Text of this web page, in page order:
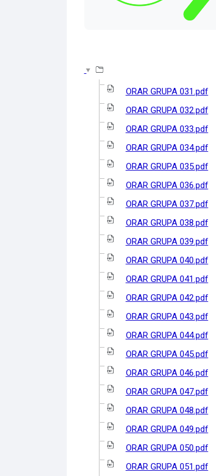
ORAR GRUPA 031.pdf
ORAR GRUPA 032.pdf
ORAR GRUPA 033.pdf
ORAR GRUPA 034.pdf
ORAR GRUPA 035.pdf
ORAR GRUPA 036.pdf
ORAR GRUPA 037.pdf
ORAR GRUPA 038.pdf
ORAR GRUPA 039.pdf
ORAR GRUPA 040.pdf
ORAR GRUPA 041.pdf
ORAR GRUPA 042.pdf
ORAR GRUPA 043.pdf
ORAR GRUPA 044.pdf
ORAR GRUPA 045.pdf
ORAR GRUPA 046.pdf
ORAR GRUPA 047.pdf
ORAR GRUPA 048.pdf
ORAR GRUPA 049.pdf
ORAR GRUPA 050.pdf
ORAR GRUPA 051.pdf